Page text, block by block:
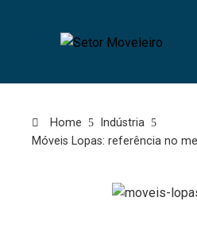
Home
Indústria
Móveis Lopas: referência no